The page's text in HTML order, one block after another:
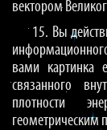
вектором
15. Вы
вами картинка
связанного
плотности
геометрическим